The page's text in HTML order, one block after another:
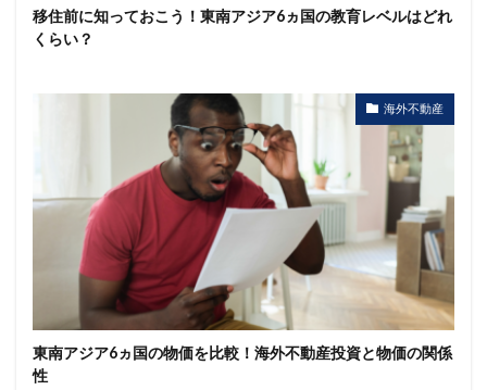
移住前に知っておこう！東南アジア6ヵ国の教育レベルはどれ
くらい？
海外不動産
東南アジア6ヵ国の物価を比較！海外不動産投資と物価の関係
性